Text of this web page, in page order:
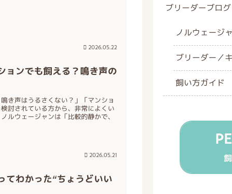
2026.05.22
ョンでも飼える？鳴き声の
き声はうるさくない？」「マンショ
討されている方から、非常によくい
ルウェージャンは「比較的静かで、
2026.05.21
てわかった“ちょうどいい
ブリーダーブログ
ノルウェージ
ブリーダー／
飼い方ガイド